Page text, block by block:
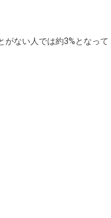
ない人では約3%となって